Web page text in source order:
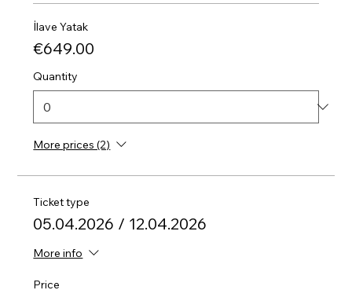
İlave Yatak
€649.00
Quantity
More prices (2)
Ticket type
05.04.2026 / 12.04.2026
More info
Price